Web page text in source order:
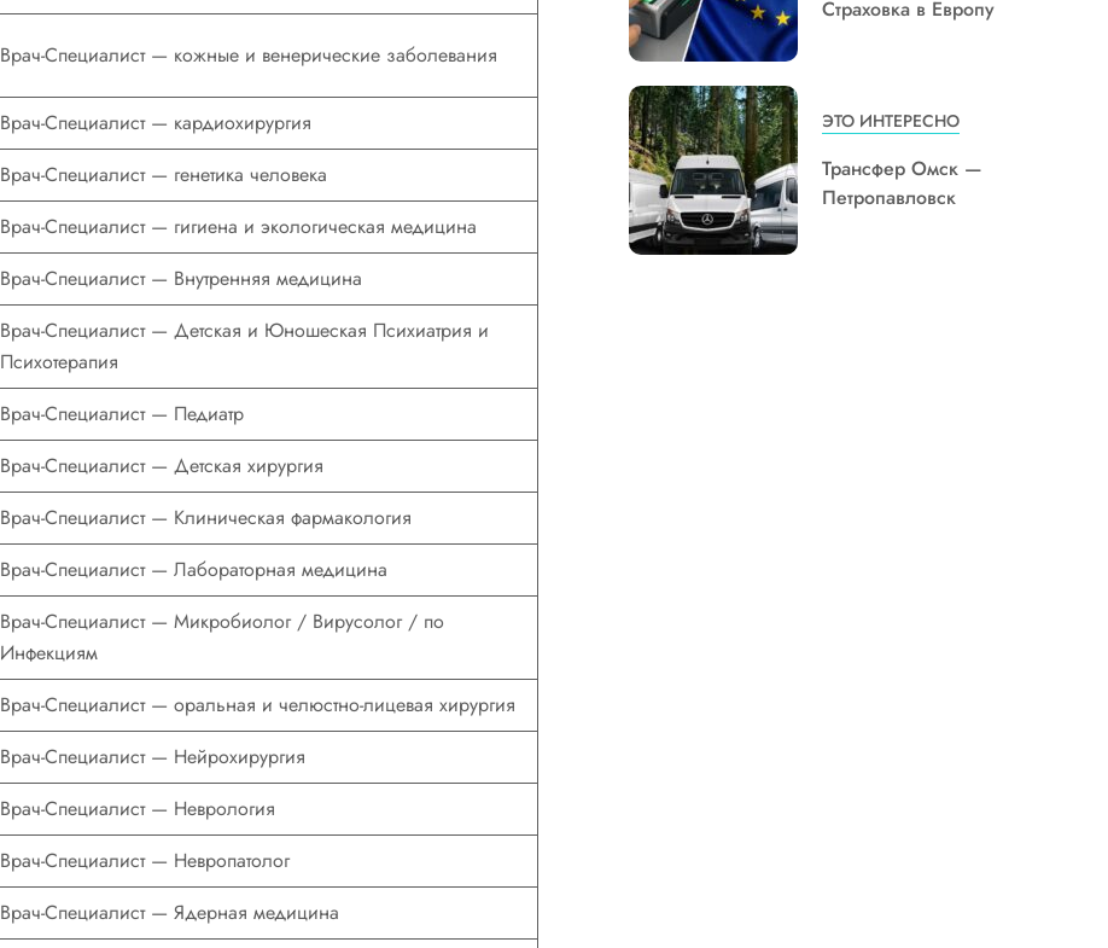
Врач-Специалист — кожные и венерические заболевания
Врач-Специалист — кардиохирургия
Врач-Специалист — генетика человека
Врач-Специалист — гигиена и экологическая медицина
Врач-Специалист — Внутренняя медицина
Врач-Специалист — Детская и Юношеская Психиатрия и
Психотерапия
Врач-Специалист — Педиатр
Врач-Специалист — Детская хирургия
Врач-Специалист — Клиническая фармакология
Врач-Специалист — Лабораторная медицина
Врач-Специалист — Микробиолог / Вирусолог / по
Инфекциям
Врач-Специалист — оральная и челюстно-лицевая хирургия
Врач-Специалист — Нейрохирургия
Врач-Специалист — Неврология
Врач-Специалист — Невропатолог
Врач-Специалист — Ядерная медицина
Страховка в Европу
ЭТО ИНТЕРЕСНО
Трансфер Омск —
Петропавловск